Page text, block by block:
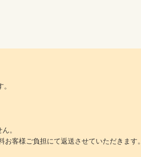
。
客様ご負担にて返送させていただきます。